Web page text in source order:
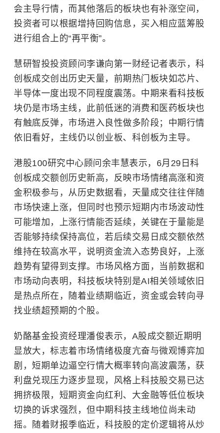
会主导行情，而其他落后的板块也有补涨空间，
投资者可以根据增持回购信息，买入相应蓝筹股
进行组合上的“再平衡”。
慧研智投投资顾问李谦向第一财经记者表示， 科
创板成交创出历史天量，前期热门板块如芯片、
半导体一度出现不同程度震荡。中期来看科技板
块仍是市场主线，此前低迷的消费和医药板块也
有触底反弹，市场进入良性做多阶段；中期行情
依旧看好，主线仍以创业板、科创板为主导。
港股100研究中心顾问余丰慧表示，6月29日科
创板成交额创历史新高，反映市场情绪高涨和资
金积极参与，从历史数据看，天量成交往往伴随
市场快速上涨，但同时也预示短期内市场波动性
可能增加，上涨行情能否延续，关键在于量能是
否能够持续保持高位，若后续交易日成交额依然
维持在较高水平，说明资金流入态势良好，上涨
趋势有望得到支撑。市场风格方面，当前数据和
市场动向表明，科技板块特别是AI相关领域依旧
是热点所在，随着业绩期临近，资金或会转向寻
找业绩超预期的个股。
奶酪基金投资经理潘俊表示，A股成交额近期明
显放大，标志着市场情绪极度亢奋与微观博弈加
剧，短期单边逼空行情大概率转向高波震荡，获
利盘兑现压力逐步显现，风格上科技股交易已达
拥挤极限，短期资金向红利、大金融等低位板块
切换的诉求强烈，但中期科技主线地位尚未动
摇。随着财报季临近，科技股的定价逻辑将从炒